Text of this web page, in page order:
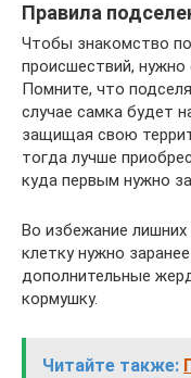
Правила
Чтобы знакомство
происшествий,
Помните, что
случае самка будет
защищая свою
тогда лучше
куда первым нужно
Во избежание
клетку нужно
дополнительные
кормушку.
Читайте также: